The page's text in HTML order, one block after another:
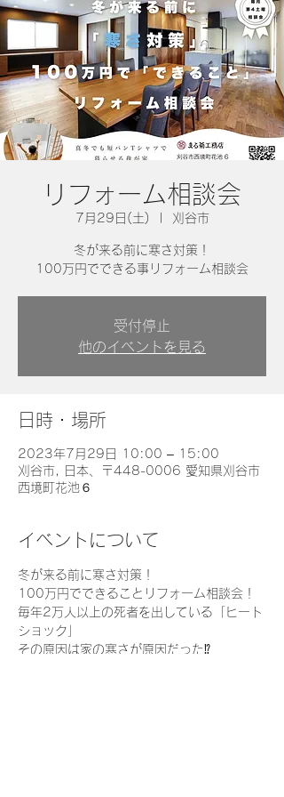
リフォーム相談会
7月29日(土) 刈谷市
冬が来る前に寒さ対策！
100万円でできる事リフォーム相談会
受付停止
他のイベントを見る
日時・場所
2023年7月29日 10:00 – 15:00
刈谷市, 日本、〒448-0006 愛知県刈谷市
西境町花池６
イベントについて
冬が来る前に寒さ対策！
100万円でできることリフォーム相談会！
毎年2万人以上の死者を出している「ヒート
ショック」
その原因は家の寒さが原因だった⁉